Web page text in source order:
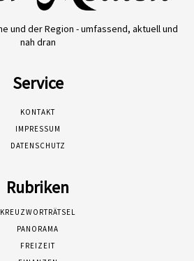
und der Region - umfassend, aktuell und
nah dran
Service
KONTAKT
IMPRESSUM
DATENSCHUTZ
Rubriken
KREUZWORTRÄTSEL
PANORAMA
FREIZEIT